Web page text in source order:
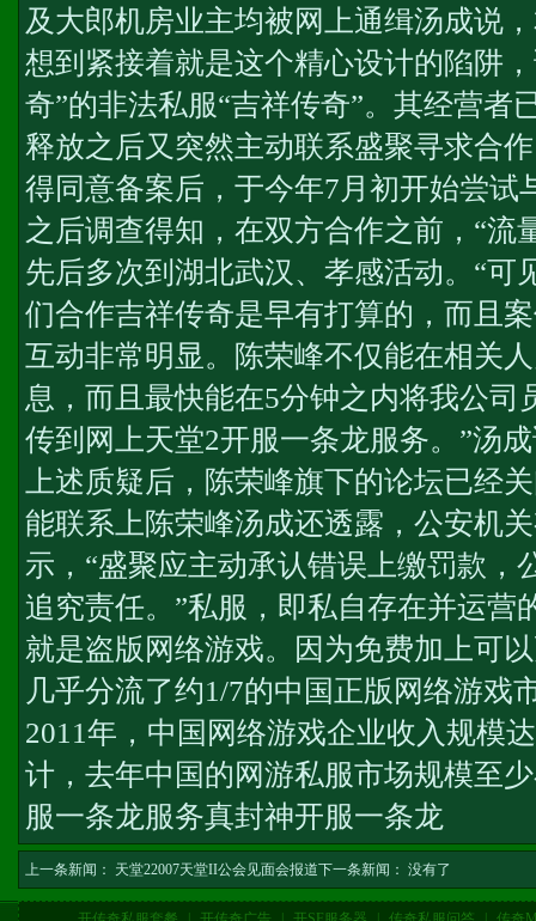
及大郎机房业主均被网上通缉汤成说
想到紧接着就是这个精心设计的陷阱
奇”的非法私服“吉祥传奇”。其经营者
释放之后又突然主动联系盛聚寻求合
得同意备案后，于今年7月初开始尝试
之后调查得知，在双方合作之前，“流
先后多次到湖北武汉、孝感活动。“可
们合作吉祥传奇是早有打算的，而且
互动非常明显。陈荣峰不仅能在相关
息，而且最快能在5分钟之内将我公司
传到网上天堂2开服一条龙服务。”汤
上述质疑后，陈荣峰旗下的论坛已经
能联系上陈荣峰汤成还透露，公安机
示，“盛聚应主动承认错误上缴罚款，
追究责任。”私服，即私自存在并运营
就是盗版网络游戏。因为免费加上可
几乎分流了约1/7的中国正版网络游戏
2011年，中国网络游戏企业收入规模
计，去年中国的网游私服市场规模至
服一条龙服务真封神开服一条龙
上一条新闻： 天堂22007天堂II公会见面会报道下一条新闻： 没有了